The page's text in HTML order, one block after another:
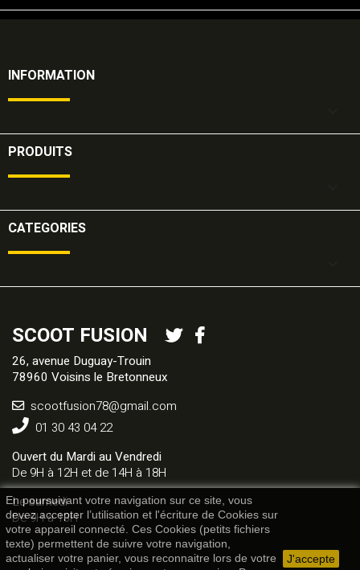
INFORMATION
PRODUITS
CATEGORIES
SCOOT FUSION
26, avenue Duguay-Trouin
78960 Voisins le Bretonneux
scootfusion78@gmail.com
01 30 43 04 22
Ouvert du Mardi au Vendredi
De 9H à 12H et de 14H à 18H
Le samedi
De 9H à 13H
En poursuivant votre navigation sur ce site, vous
devez accepter l’utilisation et l'écriture de Cookies sur
votre appareil connecté. Ces Cookies (petits fichiers
texte) permettent de suivre votre navigation,
actualiser votre panier, vous reconnaitre lors de votre
J'accepte